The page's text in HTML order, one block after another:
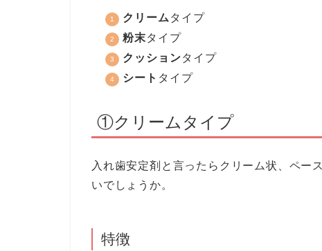
クリーム タイプ
粉末タイプ
クッションタイプ
シート タイプ
①クリームタイプ
入れ歯安定剤と言ったらクリーム状、ペー
いでしょうか。
特徴